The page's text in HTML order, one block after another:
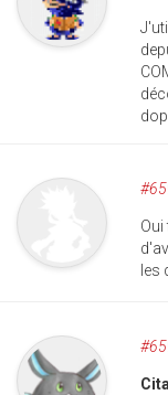
les